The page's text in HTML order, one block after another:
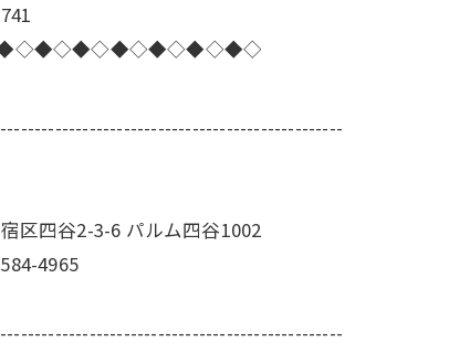
区四谷2-3-6 パルム四谷1002
4965